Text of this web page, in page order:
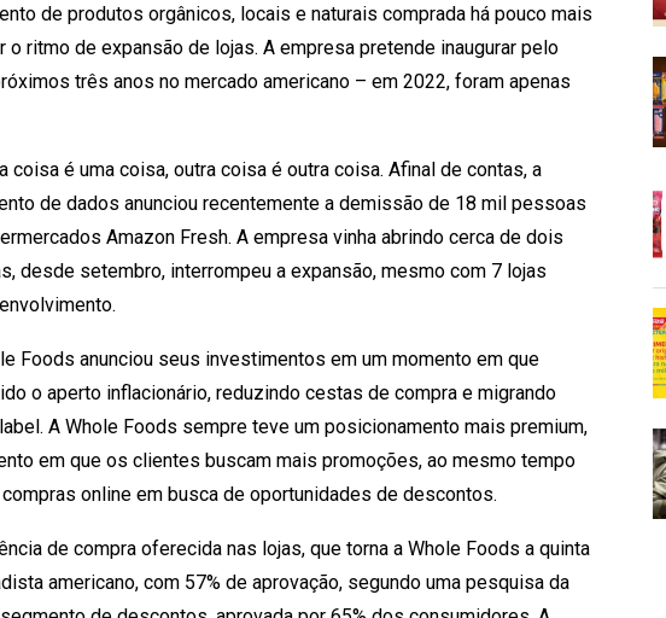
de produtos orgânicos, locais e naturais comprada há pouco mais
ritmo de expansão de lojas. A empresa pretende inaugurar pelo
três anos no mercado americano – em 2022, foram apenas
coisa é uma coisa, outra coisa é outra coisa. Afinal de contas, a
de dados anunciou recentemente a demissão de 18 mil pessoas
Amazon Fresh. A empresa vinha abrindo cerca de dois
desde setembro, interrompeu a expansão, mesmo com 7 lojas
Foods anunciou seus investimentos em um momento em que
o aperto inflacionário, reduzindo cestas de compra e migrando
A Whole Foods sempre teve um posicionamento mais premium,
em que os clientes buscam mais promoções, ao mesmo tempo
online em busca de oportunidades de descontos.
de compra oferecida nas lojas, que torna a Whole Foods a quinta
americano, com 57% de aprovação, segundo uma pesquisa da